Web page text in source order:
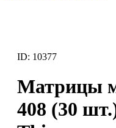
ID: 10377
Матрицы
408 (30